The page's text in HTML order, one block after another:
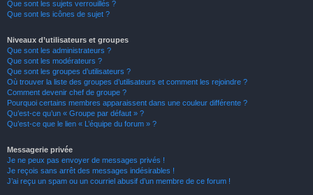
Que sont les sujets verrouillés ?
Que sont les icônes de sujet ?
Niveaux d’utilisateurs et groupes
Que sont les administrateurs ?
Que sont les modérateurs ?
Que sont les groupes d’utilisateurs ?
Où trouver la liste des groupes d’utilisateurs et comment les rejoindre ?
Comment devenir chef de groupe ?
Pourquoi certains membres apparaissent dans une couleur différente ?
Qu’est-ce qu’un « Groupe par défaut » ?
Qu’est-ce que le lien « L’équipe du forum » ?
Messagerie privée
Je ne peux pas envoyer de messages privés !
Je reçois sans arrêt des messages indésirables !
J’ai reçu un spam ou un courriel abusif d’un membre de ce forum !